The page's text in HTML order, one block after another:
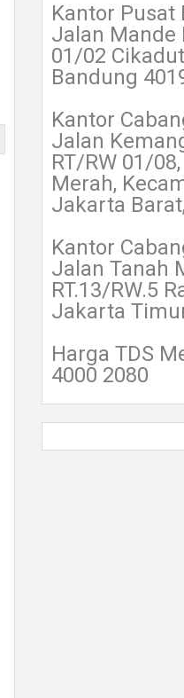
Kantor Pusat
Jalan Mande
01/02
Bandung
Kantor
Jalan
RT/RW 01/
Merah,
Jakarta
Kantor
Jalan Tanah
RT.13/RW.5
Jakarta
Harga TDS
4000 2080